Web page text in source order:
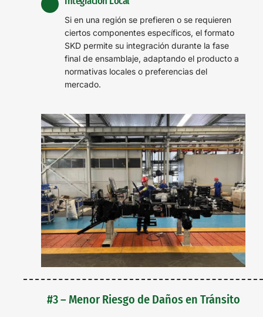
Si en una región se prefieren o se requieren
ciertos componentes específicos, el formato
SKD permite su integración durante la fase
final de ensamblaje, adaptando el producto a
normativas locales o preferencias del
mercado.
#3 – Menor Riesgo de Daños en Tránsito